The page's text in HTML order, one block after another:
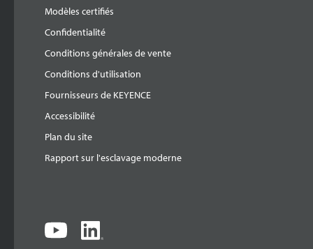
Modèles certifiés
Confidentialité
Conditions générales de vente
Conditions d'utilisation
Fournisseurs de KEYENCE
Accessibilité
Plan du site
Rapport sur l'esclavage moderne